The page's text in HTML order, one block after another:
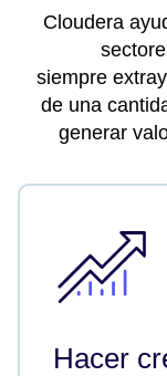
Cloudera
siempre
de una
generar
Hacer